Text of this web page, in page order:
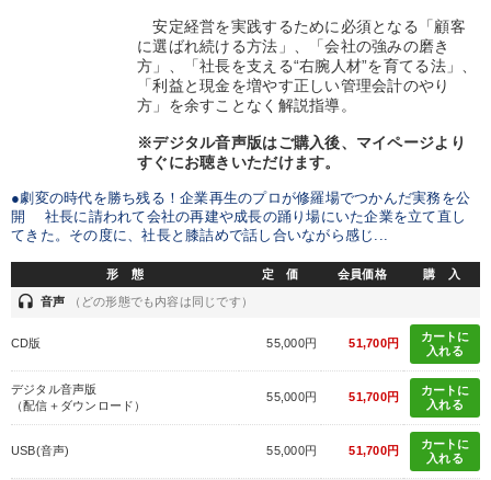
安定経営を実践するために必須となる「顧客
に選ばれ続ける方法」、「会社の強みの磨き
方」、「社長を支える“右腕人材”を育てる法」、
「利益と現金を増やす正しい管理会計のやり
方」を余すことなく解説指導。
※デジタル音声版はご購入後、マイページより
すぐにお聴きいただけます。
●劇変の時代を勝ち残る！企業再生のプロが修羅場でつかんだ実務を公
開 社長に請われて会社の再建や成長の踊り場にいた企業を立て直し
てきた。その度に、社長と膝詰めで話し合いながら感じ...
形 態 定 価 会員価格 購 入
headset 音声 （どの形態でも内容は同じです）
CD版 55,000円 51,700円
カートに
入れる
デジタル音声版
（配信＋ダウンロード）
55,000円 51,700円
カートに
入れる
USB(音声) 55,000円 51,700円
カートに
入れる